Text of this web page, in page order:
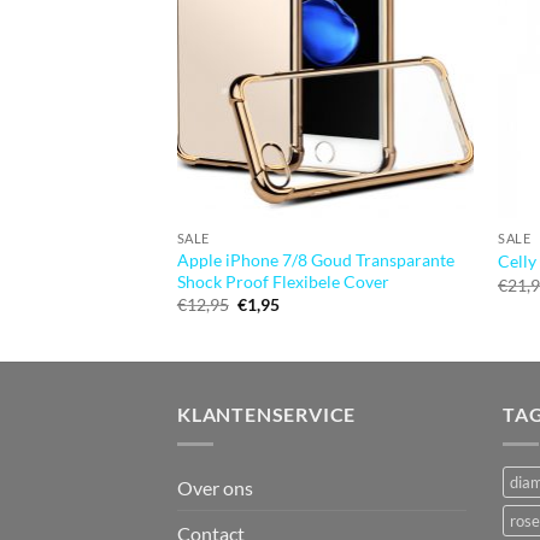
SALE
Apple iPhone 7/8 Goud Transparante
Shock Proof Flexibele Cover
€12,95 Oorspronkelijke
prijs
€1,95Huidige
SALE
Celly
€
KLANTENSERVICE
Over ons
Contact